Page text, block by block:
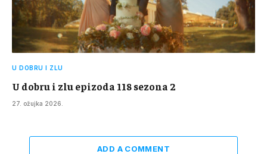
U DOBRU I ZLU
U dobru i zlu epizoda 118 sezona 2
27. ožujka 2026.
ADD A COMMENT